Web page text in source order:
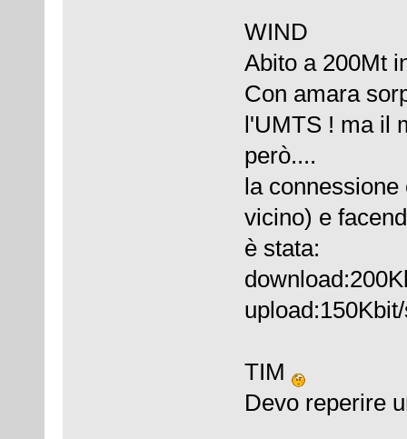
WIND
Abito a 200Mt
Con amara
l'UMTS ! ma il
però....
la
vicino) e
è stata:
TIM
Devo reperire